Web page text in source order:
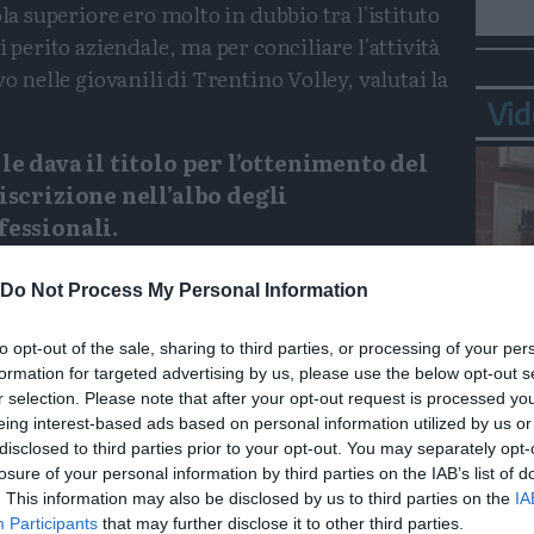
Do Not Process My Personal Information
opt-out of the sale, sharing to third parties, or processing of your
for targeted advertising by us, please use the below opt-out
selection. Please note that after your opt-out request is processed
interest-based ads based on personal information utilized by us
to third parties prior to your opt-out. You may separately
of your personal information by third parties on the IAB’s list of
This information may also be disclosed by us to third parties on the
Participants that may further disclose it to other third parties.
superiore ero molto in dubbio tra l'istituto
perito aziendale, ma per conciliare l'attività
nelle giovanili di Trentino Volley, valutai la
dava il titolo per l’ottenimento del
nell’albo degli
biennale delle 600 ore organizzato
Finora abbiamo concluso l'attività
i prof Dalla Valle e Dalpiaz, le due
frequenza e a cui va un grazie per quello
hanno un risvolto applicativo
full immersion ogni lezione».
è ancora coadiuvante o titolare?